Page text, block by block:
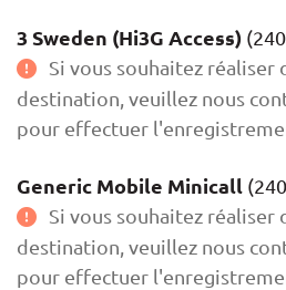
3 Sweden (Hi3G Access)
Si vous souhaitez réaliser
destination, veuillez nous
pour effectuer
Generic Mobile Minicall
Si vous souhaitez réaliser
destination, veuillez nous
pour effectuer